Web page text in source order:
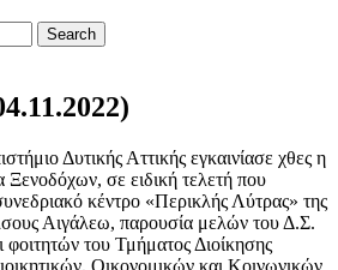
Search
Δυτικής Αττικής εγκαινίασε χθες η
σε ειδική τελετή που
κέντρο «Περικλής Λύτρας» της
Αιγάλεω, παρουσία μελών του Δ.Σ.
του Τμήματος Διοίκησης